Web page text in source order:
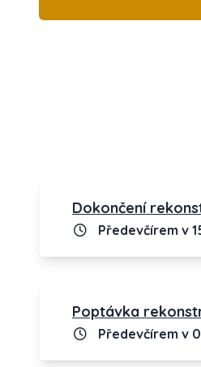
Dokončení
Předevčírem v
Poptávka
Předevčírem v